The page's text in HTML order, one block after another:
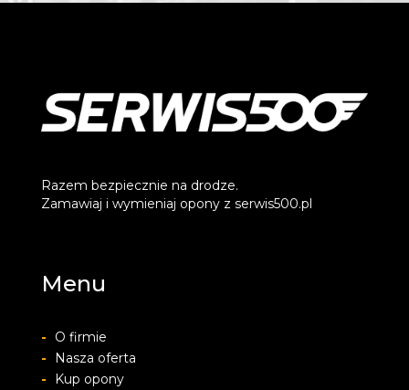
Razem bezpiecznie na drodze.
Zamawiaj i wymieniaj opony z serwis500.pl
Menu
-
O firmie
-
Nasza oferta
-
Kup opony